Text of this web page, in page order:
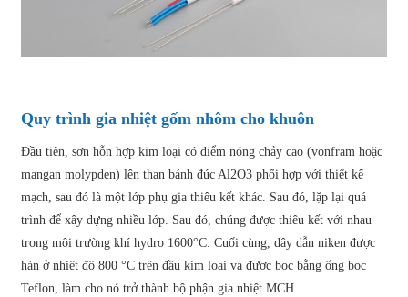
Quy trình gia nhiệt gốm nhôm cho khuôn
Đầu tiên, sơn hỗn hợp kim loại có điểm nóng chảy cao (vonfram hoặc
mangan molypden) lên than bánh đúc Al2O3 phối hợp với thiết kế
mạch, sau đó là một lớp phụ gia thiêu kết khác. Sau đó, lặp lại quá
trình để xây dựng nhiều lớp. Sau đó, chúng được thiêu kết với nhau
trong môi trường khí hydro 1600°C. Cuối cùng, dây dẫn niken được
hàn ở nhiệt độ 800 °C trên đầu kim loại và được bọc bằng ống bọc
Teflon, làm cho nó trở thành bộ phận gia nhiệt MCH.